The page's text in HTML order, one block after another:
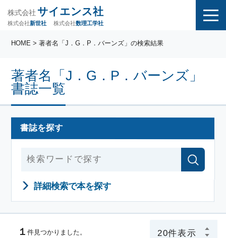
株式会社 サイエンス社
株式会社新世社 株式会社数理工学社
著者名「J．G．P．バーンズ」
書誌一覧
HOME > 著者名「J．G．P．バーンズ」の検索結果
書誌を探す
詳細検索で本を探す
１ 件見つかりました。